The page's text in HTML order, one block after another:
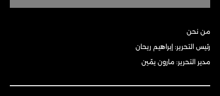
من نحن
رئيس التحرير: إبراهيم ريحان
مدير التحرير: مارون يمّين